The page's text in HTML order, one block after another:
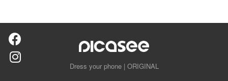
Dress your phone | ORIGINAL